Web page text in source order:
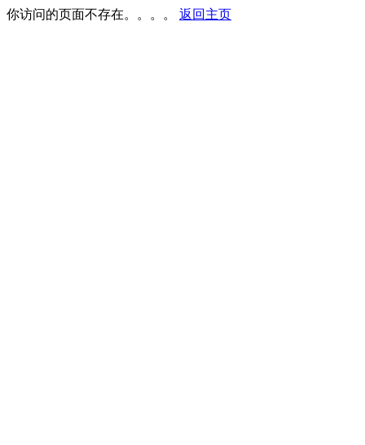
你访问的页面不存在。。。。 返回主页